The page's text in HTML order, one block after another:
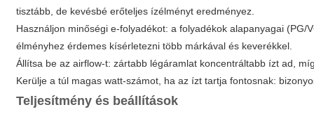
tisztább, de kevésbé erőteljes ízélményt eredményez.
Használjon minőségi e-folyadékot: a folyadékok alapanyagai
élményhez érdemes kísérletezni több márkával és keverékkel.
Állítsa be az airflow-t: zártabb légáramlat koncentráltabb ízt ad,
Kerülje a túl magas watt-számot, ha az ízt tartja fontosnak:
Teljesítmény és beállítások